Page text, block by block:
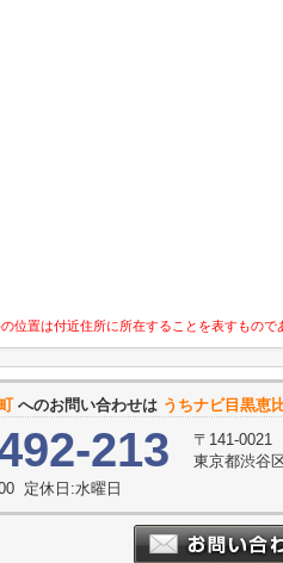
位置は付近住所に所在することを表すもので
へのお問い合わせは うちナビ目黒恵
213
〒141-0021
東京都渋谷
定休日:水曜日